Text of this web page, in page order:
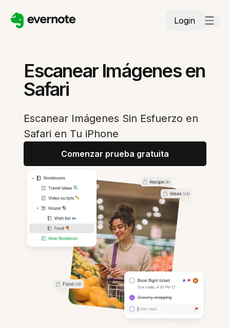
Login
Escanear Imágenes en
Safari
Escanear Imágenes Sin Esfuerzo en
Safari en Tu iPhone
Comenzar prueba gratuita